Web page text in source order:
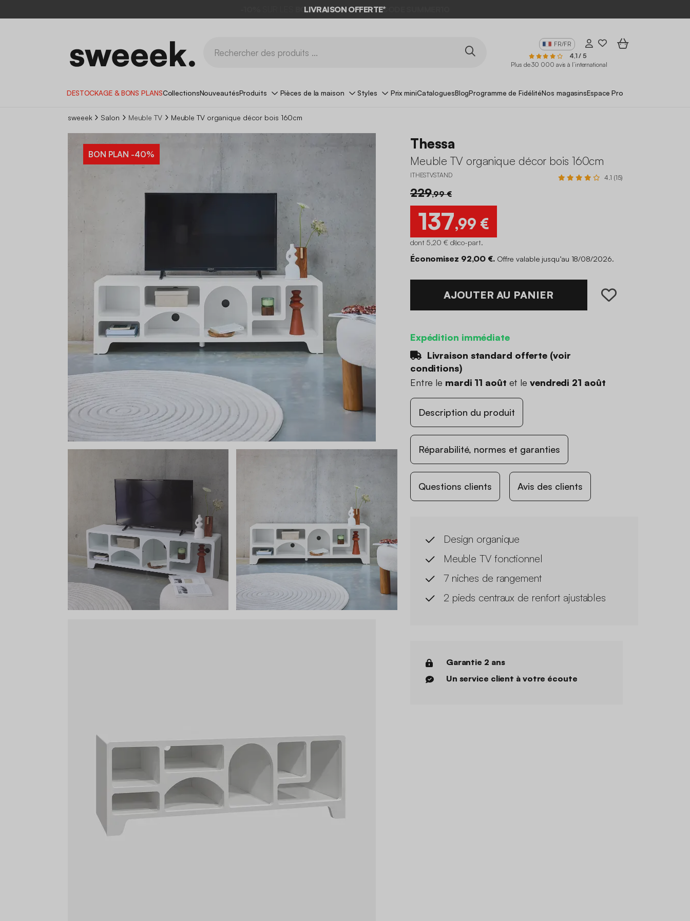
LIVRAISON OFFERTE*
FR/FR
4,1 / 5
Plus de 30 000 avis à l’international
DESTOCKAGE & BONS PLANSCollectionsNouveautésProduits Pièces de la maison Styles Prix miniCataloguesBlogProgramme de FidélitéNos magasinsEspace Pro
sweeek Salon Meuble TV Meuble TV organique décor bois 160cm
BON PLAN -40%
Thessa
Meuble TV organique décor bois 160cm
ITHESTVSTAND 4.1 (15)
229,99 €
137,99 €
dont 5,20 € d'éco-part.
Économisez 92,00 €. Offre valable jusqu’au 18/08/2026.
AJOUTER AU PANIER
Expédition immédiate
Livraison standard offerte (voir
conditions)
Entre le mardi 11 août et le vendredi 21 août
Description du produit
Réparabilité, normes et garanties
Questions clients Avis des clients
Design organique
Meuble TV fonctionnel
7 niches de rangement
2 pieds centraux de renfort ajustables
Garantie 2 ans
Un service client à votre écoute